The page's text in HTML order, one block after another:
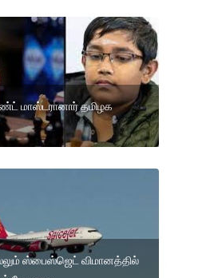
மாஸ்டரானார் தமிழக
ஸ்பைஸ்ஜெட் விமானத்தில்